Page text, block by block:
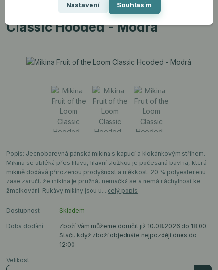
Mikina Fruit of the Loom
Classic Hooded - Modrá
Popis: Jednobarevná pánská mikina s kapucí a klokánkovým střihem.
Mikina se obléká přes hlavu, hlavní složkou je počesaná bavlna, která
mikině dodává přirozenou prodyšnost a měkkost. 20 % polyesterenu
zase zaručí, že mikina je pružná, nemačká se a nemá náchylnost ke
žmolkování. Rukávy mikiny jsou u... celý popis
Dostupnost Skladem
Doba dodání
Zboží Vám můžeme doručit již 10.08.2026 do 18:00.
Stačí, když zboží objednáte nejpozději dnes do
12:00
Velikost
Nastavení Souhlasím